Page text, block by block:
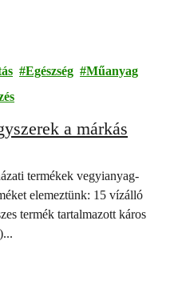
Egészség
Műanyag
a márkás
termékek vegyianyag-
elemeztünk: 15 vízálló
termék tartalmazott káros